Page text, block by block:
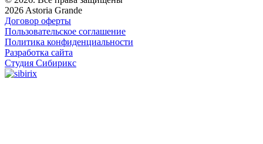
2026 Astoria Grande
Договор оферты
Пользовательское соглашение
Политика конфиденциальности
Разработка сайта
Студия Сибирикс